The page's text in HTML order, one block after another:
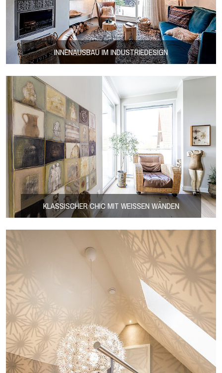
INNENAUSBAU IM INDUSTRIEDESIGN
KLASSISCHER CHIC MIT WEISSEN WÄNDEN